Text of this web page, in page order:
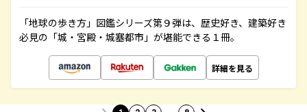
「地球の歩き方」図鑑シリーズ第９弾は、歴史好き、建築好き
必見の「城・宮殿・城塞都市」が堪能できる１冊。
詳細を見る